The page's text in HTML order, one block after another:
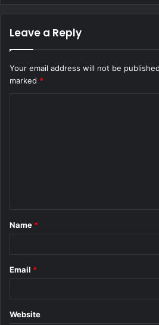
Leave a Reply
Your email address will not be
marked *
*
Name *
Email *
Website